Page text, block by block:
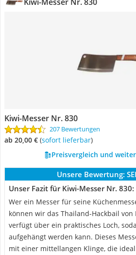
Kiwi-Messer Nr. 830
207 Bewertungen
ab 20,00 € ( Sofort lieferbar)
Preisvergleich und
Unsere Bewertung:
Unser Fazit für Kiwi-Messer Nr. 830:
Wer ein Messer für seine
können wir das Thailand-Hackbail von
verfügt über ein praktisches Loch,
aufgehängt werden kann. Dieses
mit einer mittellangen Klinge, die